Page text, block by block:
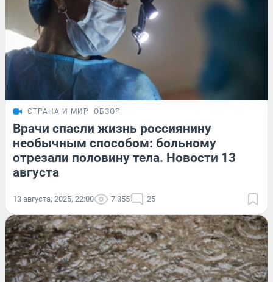
СТРАНА И МИР ОБЗОР
Врачи спасли жизнь россиянину
необычным способом: больному
отрезали половину тела. Новости 13
августа
13 августа, 2025, 22:00 7 355 25